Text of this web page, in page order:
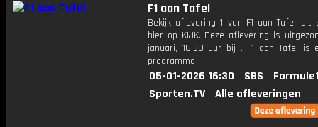
F1 aan Tafel
Bekijk aflevering 1 van F1 aan Tafel uit
hier op KIJK. Deze aflevering is
januari, 16:30 uur bij . F1 aan Tafel is
programma
05-01-2026 16:30 SBS
Sporten.TV
Alle afleveringen